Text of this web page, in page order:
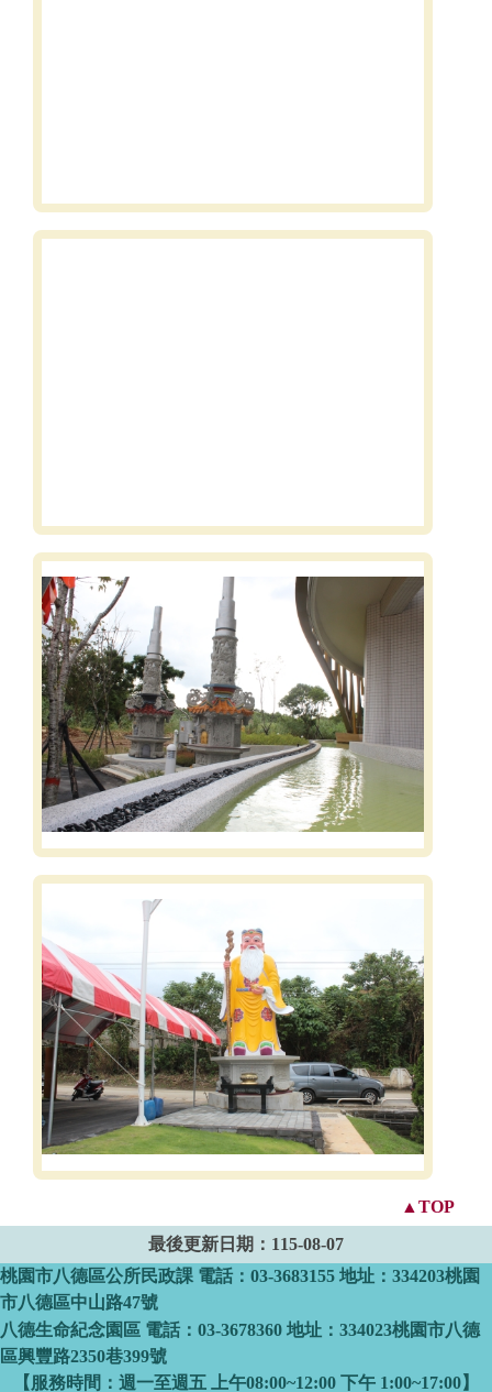
▲TOP
最後更新日期： 115-08-07
桃園市八德區公所民政課 電話：03-3683155 地址：334203桃園
市八德區中山路47號
八德生命紀念園區 電話：03-3678360 地址：334023桃園市八德
區興豐路2350巷399號
【服務時間：週一至週五 上午08:00~12:00 下午 1:00~17:00】